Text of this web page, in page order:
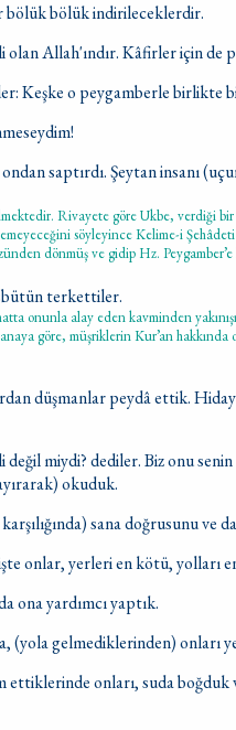
bölük bölük indirileceklerdir.
Allah'ındır. Kâfirler için de
Keşke o peygamberle birlikte
saptırdı. Şeytan insanı
Rivayete göre Ukbe, verdiği
söyleyince Kelime-i
dönmüş ve gidip Hz.
terkettiler.
onunla alay eden kavminden
göre, müşriklerin Kur’an
düşmanlar peydâ ettik.
miydi? dediler. Biz onu
okuduk.
sana doğrusunu ve
onlar, yerleri en kötü, yolları
ona yardımcı yaptık.
(yola gelmediklerinden) onları
onları, suda